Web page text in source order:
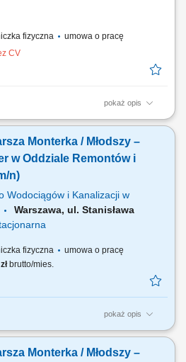
fizyczna
umowa o pracę
CV
pokaż opis
rurociągów. Montaż i modernizacja
i toalet. Wykonywanie prac
i standardami jakości.
Monterka / Młodszy –
w Oddziale Remontów i
n)
Wodociągów i Kanalizacji w
Warszawa, ul. Stanisława
fizyczna
umowa o pracę
brutto/mies.
pokaż opis
rozpoznanie i wygrodzenie
podjęcie działań celem likwidacji
Monterka / Młodszy –